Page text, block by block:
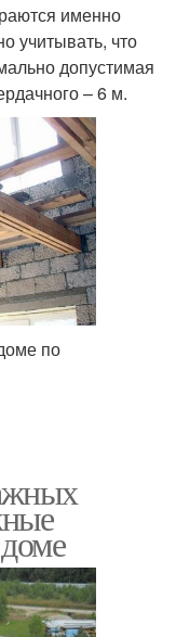
именно
учитывать, что
допустимая
– 6 м.
по